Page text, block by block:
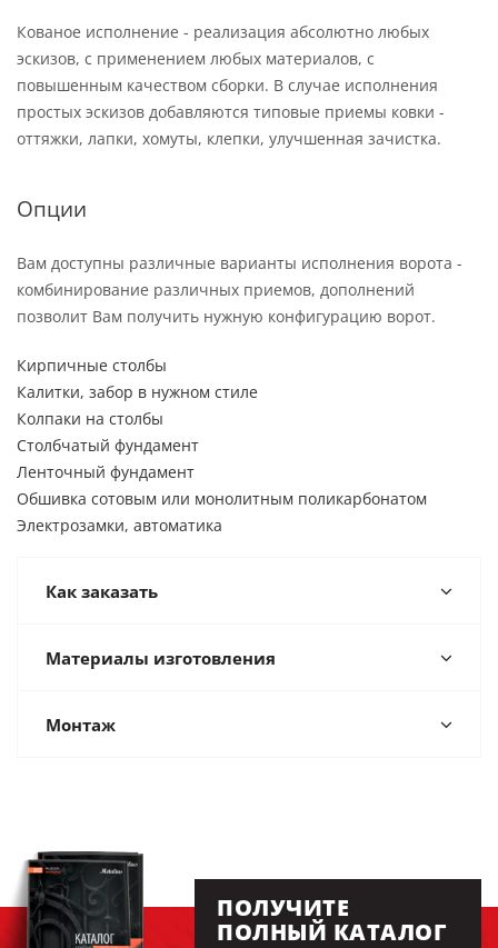
Кованое исполнение - реализация абсолютно любых
эскизов, с применением любых материалов, с
повышенным качеством сборки. В случае исполнения
простых эскизов добавляются типовые приемы ковки -
оттяжки, лапки, хомуты, клепки, улучшенная зачистка.
Опции
Вам доступны различные варианты исполнения ворота -
комбинирование различных приемов, дополнений
позволит Вам получить нужную конфигурацию ворот.
Кирпичные столбы
Калитки, забор в нужном стиле
Колпаки на столбы
Столбчатый фундамент
Ленточный фундамент
Обшивка сотовым или монолитным поликарбонатом
Электрозамки, автоматика
Как заказать
Материалы изготовления
Монтаж
ПОЛУЧИТЕ
ПОЛНЫЙ КАТАЛОГ